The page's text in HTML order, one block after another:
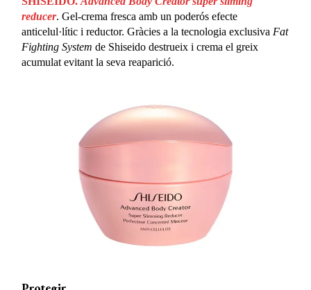
reducer. Gel-crema fresca amb un poderós efecte
anticelul·lític i reductor. Gràcies a la tecnologia exclusiva Fat
Fighting Systemde Shiseido destrueix i crema el greix
acumulat evitant la seva reaparició.